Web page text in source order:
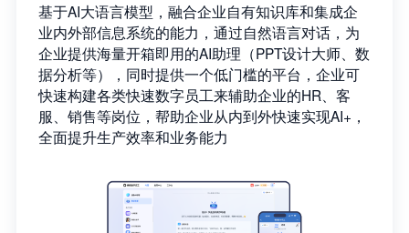
基于AI大语言模型，融合企业自有知识库和集成企
业内外部信息系统的能力，通过自然语言对话，为
企业提供海量开箱即用的AI助理（PPT设计大师、数
据分析等），同时提供一个低门槛的平台，企业可
快速构建各类快速数字员工来辅助企业的HR、客
服、销售等岗位，帮助企业从内到外快速实现AI+，
全面提升生产效率和业务能力